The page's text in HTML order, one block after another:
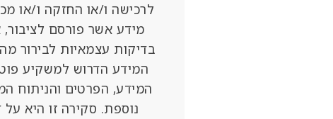
לרכישה ו/או החזקה ו/או
מידע אשר פורסם לציבור,
בדיקות עצמאיות לבירור
המידע הדרוש למשקיע
המידע, הפרטים והניתוח
נוספת. סקירה זו היא